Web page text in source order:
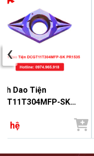
Dao Tiện
SK
hệ
‹